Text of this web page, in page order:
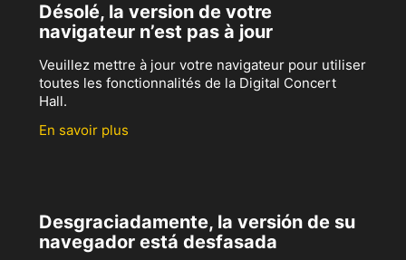
Désolé, la version de votre
navigateur n’est pas à jour
Veuillez mettre à jour votre navigateur pour utiliser
toutes les fonctionnalités de la Digital Concert
Hall.
En savoir plus
Desgraciadamente, la versión de su
navegador está desfasada